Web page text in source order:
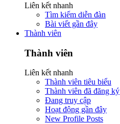
Liên kết nhanh
Tìm kiếm diễn đàn
Bài viết gần đây
Thành viên
Thành viên
Liên kết nhanh
Thành viên tiêu biểu
Thành viên đã đăng ký
Đang truy cập
Hoạt động gần đây
New Profile Posts